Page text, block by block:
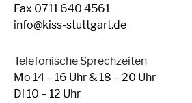
Fax 0711 640 4561
info@kiss-stuttgart.de
Telefonische Sprechzeiten
Mo 14 – 16 Uhr & 18 – 20 Uhr
Di 10 – 12 Uhr